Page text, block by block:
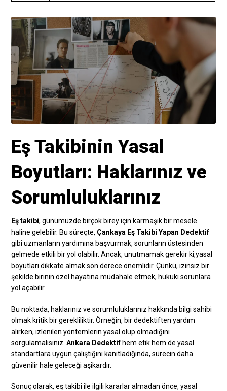
Eş Takibinin Yasal
Boyutları: Haklarınız ve
Sorumluluklarınız
Eş takibi, günümüzde birçok birey için karmaşık bir mesele
haline gelebilir. Bu süreçte, Çankaya Eş Takibi Yapan Dedektif
gibi uzmanların yardımına başvurmak, sorunların üstesinden
gelmede etkili bir yol olabilir. Ancak, unutmamak gerekir ki,yasal
boyutları dikkate almak son derece önemlidir. Çünkü, izinsiz bir
şekilde birinin özel hayatına müdahale etmek, hukuki sorunlara
yol açabilir.
Bu noktada, haklarınız ve sorumluluklarınız hakkında bilgi sahibi
olmak kritik bir gerekliliktir. Örneğin, bir dedektiften yardım
alırken, izlenilen yöntemlerin yasal olup olmadığını
sorgulamalısınız.Ankara Dedektif hem etik hem de yasal
standartlara uygun çalıştığını kanıtladığında, sürecin daha
güvenilir hale geleceği aşikardır.
Sonuç olarak, eş takibi ile ilgili kararlar almadan önce, yasal